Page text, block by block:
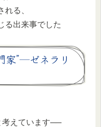
る、
る出来事でした
家”─ゼネラリ
考えています──